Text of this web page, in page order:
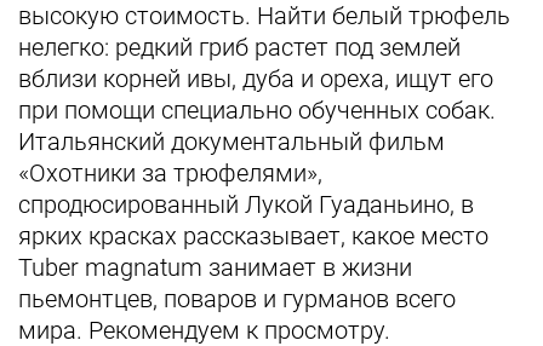
высокую стоимость. Найти белый трюфель
нелегко: редкий гриб растет под землей
вблизи корней ивы, дуба и ореха, ищут его
при помощи специально обученных собак.
Итальянский документальный фильм
«Охотники за трюфелями»,
спродюсированный Лукой Гуаданьино, в
ярких красках рассказывает, какое место
Tuber magnatum занимает в жизни
пьемонтцев, поваров и гурманов всего
мира. Рекомендуем к просмотру.